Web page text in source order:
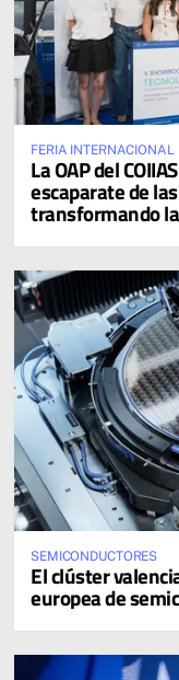
FERIA
La OAP del
escaparate de
transformando
SEMICONDUCTORES
El clúster
europea de